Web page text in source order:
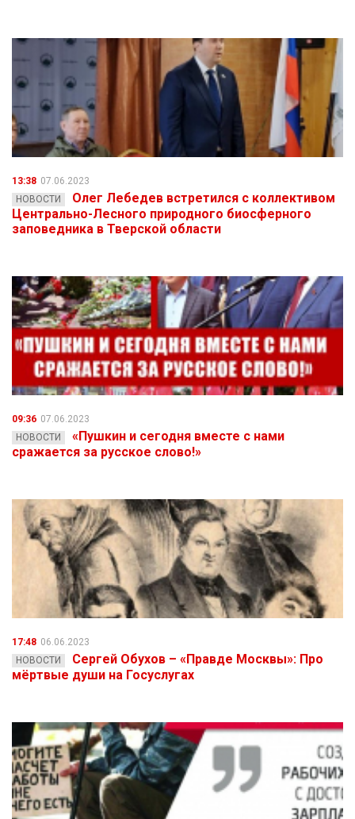
13:38 07.06.2023
НОВОСТИ
Олег Лебедев встретился с коллективом
Центрально-Лесного природного биосферного
заповедника в Тверской области
09:36 07.06.2023
НОВОСТИ
«Пушкин и сегодня вместе с нами
сражается за русское слово!»
17:48 06.06.2023
НОВОСТИ
Сергей Обухов – «Правде Москвы»: Про
мёртвые души на Госуслугах